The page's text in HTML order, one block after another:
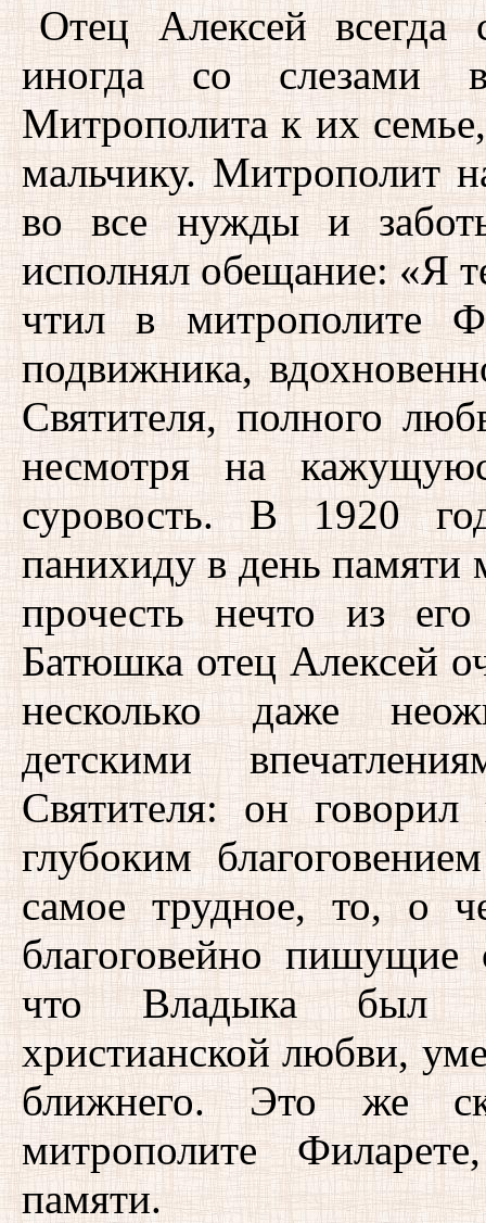
Отец Алексей всегда
иногда со слезами
Митрополита к их
мальчику. Митрополит
во все нужды и
исполнял обещание: «Я
чтил в митрополите
подвижника,
Святителя, полного
несмотря на
суровость. В 1920
панихиду в день памяти
прочесть нечто из
Батюшка отец Алексей
несколько даже
детскими
Святителя: он
глубоким
самое трудное, то, о
благоговейно
что Владыка был
христианской любви,
ближнего. Это же
митрополите
памяти.